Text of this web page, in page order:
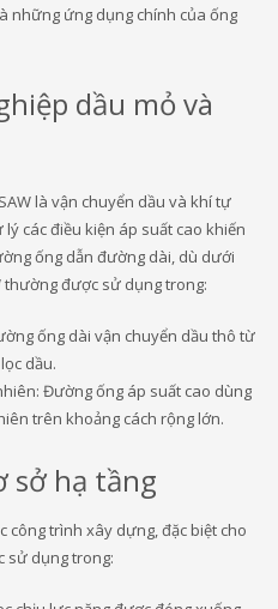
những ứng dụng chính của ống
dầu mỏ và
là vận chuyển dầu và khí tự
các điều kiện áp suất cao khiến
ống dẫn đường dài, dù dưới
thường được sử dụng trong:
ống dài vận chuyển dầu thô từ
dầu.
Đường ống áp suất cao dùng
trên khoảng cách rộng lớn.
sở hạ tầng
công trình xây dựng, đặc biệt cho
sử dụng trong: